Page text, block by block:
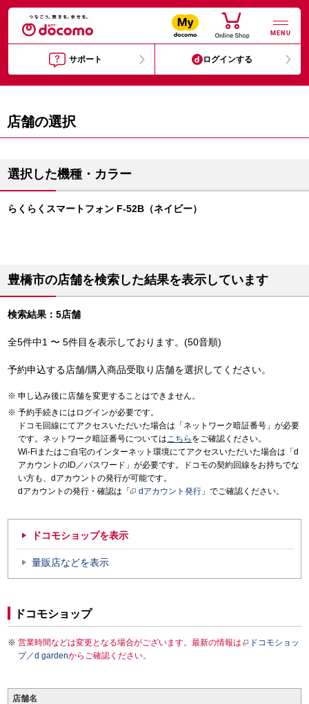
MENU
サポート ログインする
店舗の選択
選択した機種・カラー
らくらくスマートフォン F-52B（ネイビー）
豊橋市の店舗を検索した結果を表示しています
検索結果：5店舗
全5件中1 〜 5件目を表示しております。(50音順)
予約申込する店舗/購入商品受取り店舗を選択してください。
申し込み後に店舗を変更することはできません。
予約手続きにはログインが必要です。
ドコモ回線にてアクセスいただいた場合は「ネットワーク暗証番号」が必要
です。ネットワーク暗証番号についてはこちら をご確認ください。
Wi-Fiまたはご自宅のインターネット環境にてアクセスいただいた場合は「d
アカウントのID／パスワード」が必要です。ドコモの契約回線をお持ちでな
い方も、dアカウントの発行が可能です。
dアカウントの発行・確認は「
dアカウント発行 」でご確認ください。
ドコモショップを表示
量販店などを表示
ドコモショップ
営業時間などは変更となる場合がございます。最新の情報は
ドコモショッ
プ／d gardenからご確認ください。
店舗名